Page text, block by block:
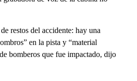
restos del accidente: hay una
en la pista y “material
bomberos que fue impactado, dijo